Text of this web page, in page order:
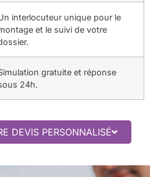
interlocuteur unique pour le
et le suivi de votre
gratuite et réponse
24h.
DEVIS PERSONNALISÉ